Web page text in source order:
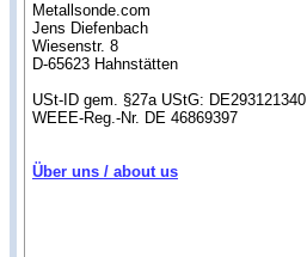
Metallsonde.com
Jens Diefenbach
Wiesenstr. 8
D-65623 Hahnstätten
USt-ID gem. §27a UStG: DE293121340
WEEE-Reg.-Nr. DE 46869397
Über uns / about us